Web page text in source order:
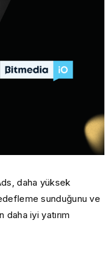
daha yüksek
sunduğunu ve
iyi yatırım